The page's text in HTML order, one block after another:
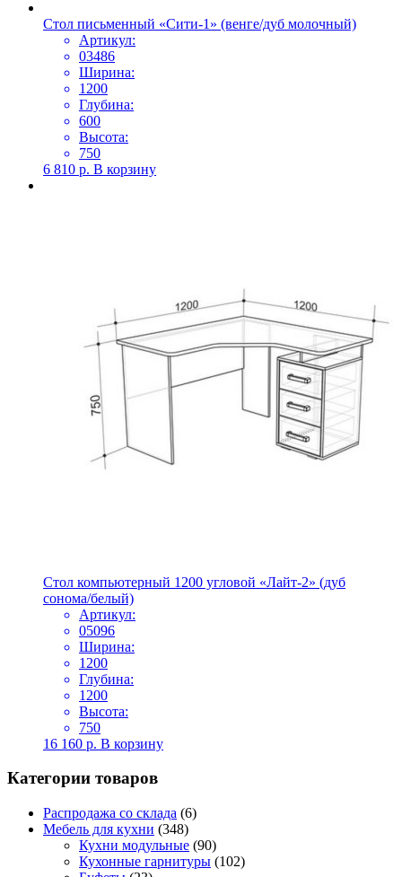
Стол письменный «Сити-1» (венге/дуб молочный)
Артикул:
03486
Ширина:
1200
Глубина:
600
Высота:
750
6 810 р. В корзину
Стол компьютерный 1200 угловой «Лайт-2» (дуб
сонома/белый)
Артикул:
05096
Ширина:
1200
Глубина:
1200
Высота:
750
16 160 р. В корзину
Категории товаров
Распродажа со склада (6)
Мебель для кухни (348)
Кухни модульные (90)
Кухонные гарнитуры (102)